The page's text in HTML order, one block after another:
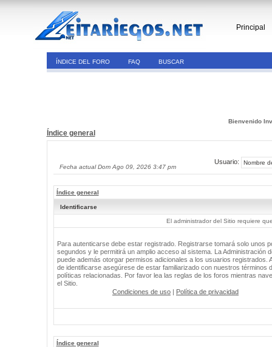
Principal
ÍNDICE DEL FORO FAQ BUSCAR
Bienvenido
Índice general
Fecha actual Dom Ago 09, 2026 3:47 pm
Usuario:
Índice general
Identificarse
El administrador del Sitio requiere
Para autenticarse debe estar registrado. Registrarse tomará solo unos
segundos y le permitirá un amplio acceso al sistema. La Administración
puede además otorgar permisos adicionales a los usuarios registrados.
de identificarse asegúrese de estar familiarizado con nuestros términos
políticas relacionadas. Por favor lea las reglas de los foros mientras
el Sitio.
Condiciones de uso | Política de privacidad
Índice general